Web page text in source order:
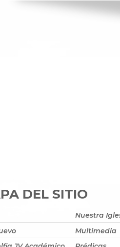
DEL SITIO
Nuestra
Multimedia